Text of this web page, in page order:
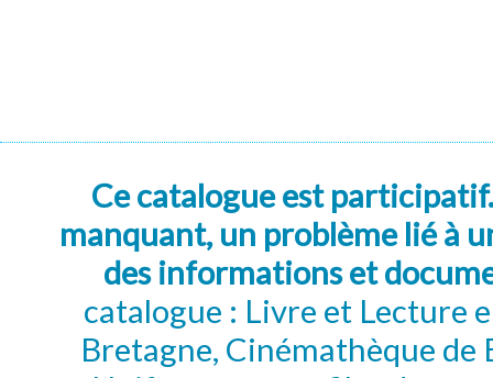
Ce catalogue est
manquant, un problème lié à
des informations et
catalogue : Livre et Lecture
Bretagne, Cinémathèque de